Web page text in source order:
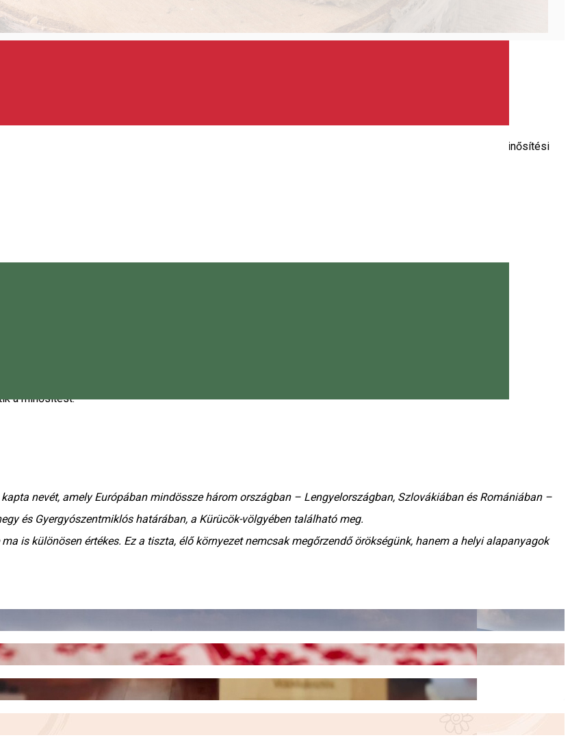
értékekre építő, tudatos szemléletű vendéglátást képviselő egységek számára létrehozott minősítési
között:
a minősítést.
nevét, amely Európában mindössze három országban – Lengyelországban, Szlovákiában és Romániában –
és Gyergyószentmiklós határában, a Kürücök-völgyében található meg.
is különösen értékes. Ez a tiszta, élő környezet nemcsak megőrzendő örökségünk, hanem a helyi alapanyagok